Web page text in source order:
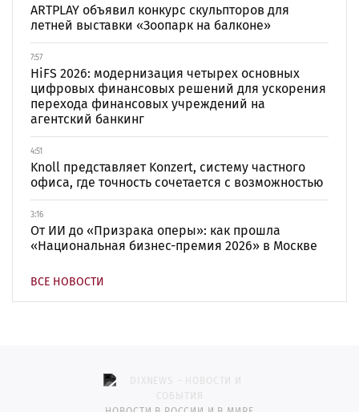
ARTPLAY объявил конкурс скульпторов для
летней выставки «Зоопарк на балконе»
7:57
HiFS 2026: модернизация четырех основных
цифровых финансовых решений для ускорения
перехода финансовых учреждений на
агентский банкинг
4:51
Knoll представляет Konzert, систему частного
офиса, где точность сочетается с возможностью
3:16
От ИИ до «Призрака оперы»: как прошла
«Национальная бизнес-премия 2026» в Москве
ВСЕ НОВОСТИ